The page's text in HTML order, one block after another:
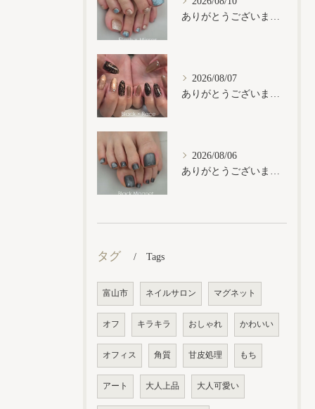
2026/08/07
2026/08/06
タグ Tags
富山市 ネイルサロン マグネット
オフ キラキラ おしゃれ かわいい
オフィス 角質 甘皮処理 もち
アート 大人上品 大人可愛い